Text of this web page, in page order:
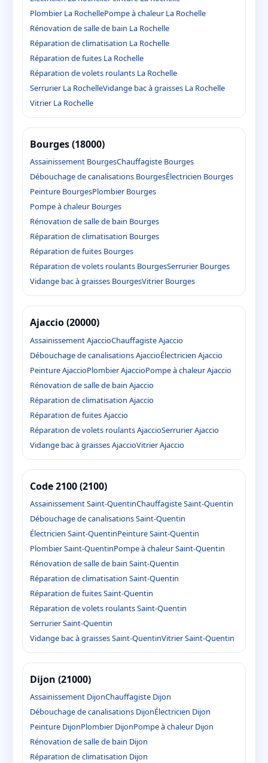
Plombier La RochellePompe à chaleur La Rochelle
Rénovation de salle de bain La Rochelle
Réparation de climatisation La Rochelle
Réparation de fuites La Rochelle
Réparation de volets roulants La Rochelle
Serrurier La RochelleVidange bac à graisses La Rochelle
Vitrier La Rochelle
Bourges (18000)
Assainissement BourgesChauffagiste Bourges
Débouchage de canalisations BourgesÉlectricien Bourges
Peinture BourgesPlombier Bourges
Pompe à chaleur Bourges
Rénovation de salle de bain Bourges
Réparation de climatisation Bourges
Réparation de fuites Bourges
Réparation de volets roulants BourgesSerrurier Bourges
Vidange bac à graisses BourgesVitrier Bourges
Ajaccio (20000)
Assainissement AjaccioChauffagiste Ajaccio
Débouchage de canalisations AjaccioÉlectricien Ajaccio
Peinture AjaccioPlombier AjaccioPompe à chaleur Ajaccio
Rénovation de salle de bain Ajaccio
Réparation de climatisation Ajaccio
Réparation de fuites Ajaccio
Réparation de volets roulants AjaccioSerrurier Ajaccio
Vidange bac à graisses AjaccioVitrier Ajaccio
Code 2100 (2100)
Assainissement Saint-QuentinChauffagiste Saint-Quentin
Débouchage de canalisations Saint-Quentin
Électricien Saint-QuentinPeinture Saint-Quentin
Plombier Saint-QuentinPompe à chaleur Saint-Quentin
Rénovation de salle de bain Saint-Quentin
Réparation de climatisation Saint-Quentin
Réparation de fuites Saint-Quentin
Réparation de volets roulants Saint-Quentin
Serrurier Saint-Quentin
Vidange bac à graisses Saint-QuentinVitrier Saint-Quentin
Dijon (21000)
Assainissement DijonChauffagiste Dijon
Débouchage de canalisations DijonÉlectricien Dijon
Peinture DijonPlombier DijonPompe à chaleur Dijon
Rénovation de salle de bain Dijon
Réparation de climatisation Dijon